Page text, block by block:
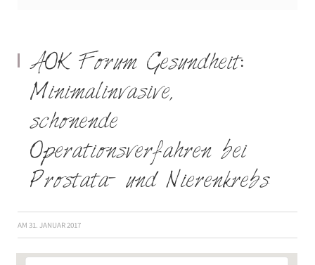
AOK Forum Gesundheit:
Minimalinvasive,
schonende
Operationsverfahren bei
Prostata- und Nierenkrebs
AM 31. JANUAR 2017